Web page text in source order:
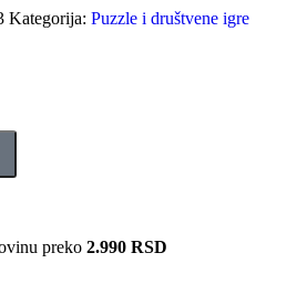
Kategorija: Puzzle i društvene igre
preko 2.990 RSD